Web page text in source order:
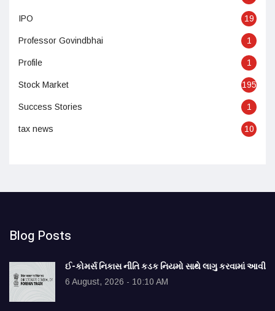
IPO 19
Professor Govindbhai 1
Profile 1
Stock Market 195
Success Stories 1
tax news 10
Blog Posts
ઈ-કોમર્સ નિકાસ નીતિ કડક નિયમો સાથે લાગુ કરવામાં આવી
6 August, 2026 - 10:10 AM